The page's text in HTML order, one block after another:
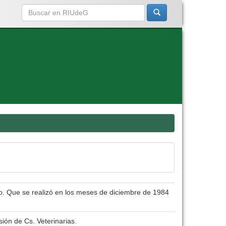
Que se realizó en los meses de diciembre de 1984
de Cs. Veterinarias.